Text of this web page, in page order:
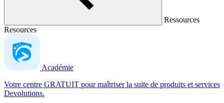
Ressources
Resources
Académie
Votre centre GRATUIT pour maîtriser la suite de produits et services
Devolutions.